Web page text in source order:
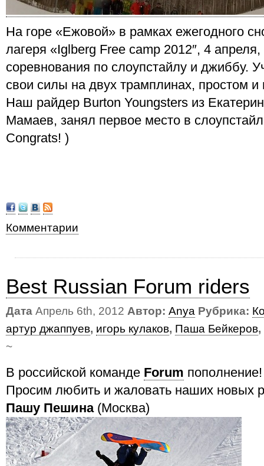
На горе «Ежовой» в рамках ежегодного
лагеря «Iglberg Free camp 2012″, 4
соревнования по слоупстайлу и джиббу.
свои силы на двух трамплинах, простом и
Наш райдер Burton Youngsters из
Мамаев, занял первое место в
Congrats! )
Комментарии
Best Russian Forum riders
Дата Апрель 6th, 2012 Автор: Anya Рубрика:
артур джаппуев, игорь кулаков, Паша Бейкеров,
~
В российской команде Forum пополнение!
Просим любить и жаловать наших новых
Пашу Пешина (Москва)